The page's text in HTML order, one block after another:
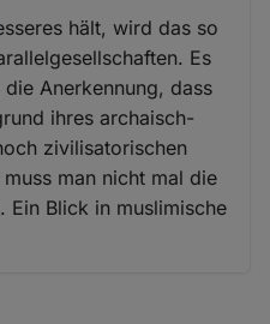
hält, wird das so
Es
Anerkennung, dass
ihres archaisch-
zivilisatorischen
man nicht mal die
Ein Blick in muslimische